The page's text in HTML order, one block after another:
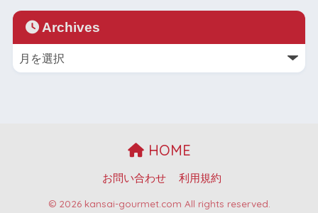
Archives
HOME
お問い合わせ 利用規約
© 2026 kansai-gourmet.com All rights reserved.